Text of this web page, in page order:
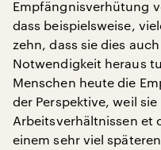
Empfängnisverhütung
dass beispielsweise,
zehn, dass sie dies
Notwendigkeit heraus
Menschen heute die
der Perspektive, weil
Arbeitsverhältnissen et
einem sehr viel